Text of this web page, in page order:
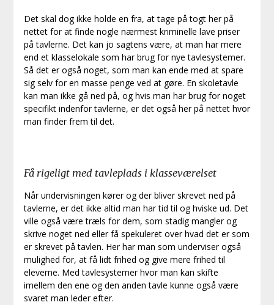
Det skal dog ikke holde en fra, at tage på togt her på
nettet for at finde nogle nærmest kriminelle lave priser
på tavlerne. Det kan jo sagtens være, at man har mere
end et klasselokale som har brug for nye tavlesystemer.
Så det er også noget, som man kan ende med at spare
sig selv for en masse penge ved at gøre. En skoletavle
kan man ikke gå ned på, og hvis man har brug for noget
specifikt indenfor tavlerne, er det også her på nettet hvor
man finder frem til det.
Få rigeligt med tavleplads i klasseværelset
Når undervisningen kører og der bliver skrevet ned på
tavlerne, er det ikke altid man har tid til og hviske ud. Det
ville også være træls for dem, som stadig mangler og
skrive noget ned eller få spekuleret over hvad det er som
er skrevet på tavlen. Her har man som underviser også
mulighed for, at få lidt frihed og give mere frihed til
eleverne. Med tavlesystemer hvor man kan skifte
imellem den ene og den anden tavle kunne også være
svaret man leder efter.